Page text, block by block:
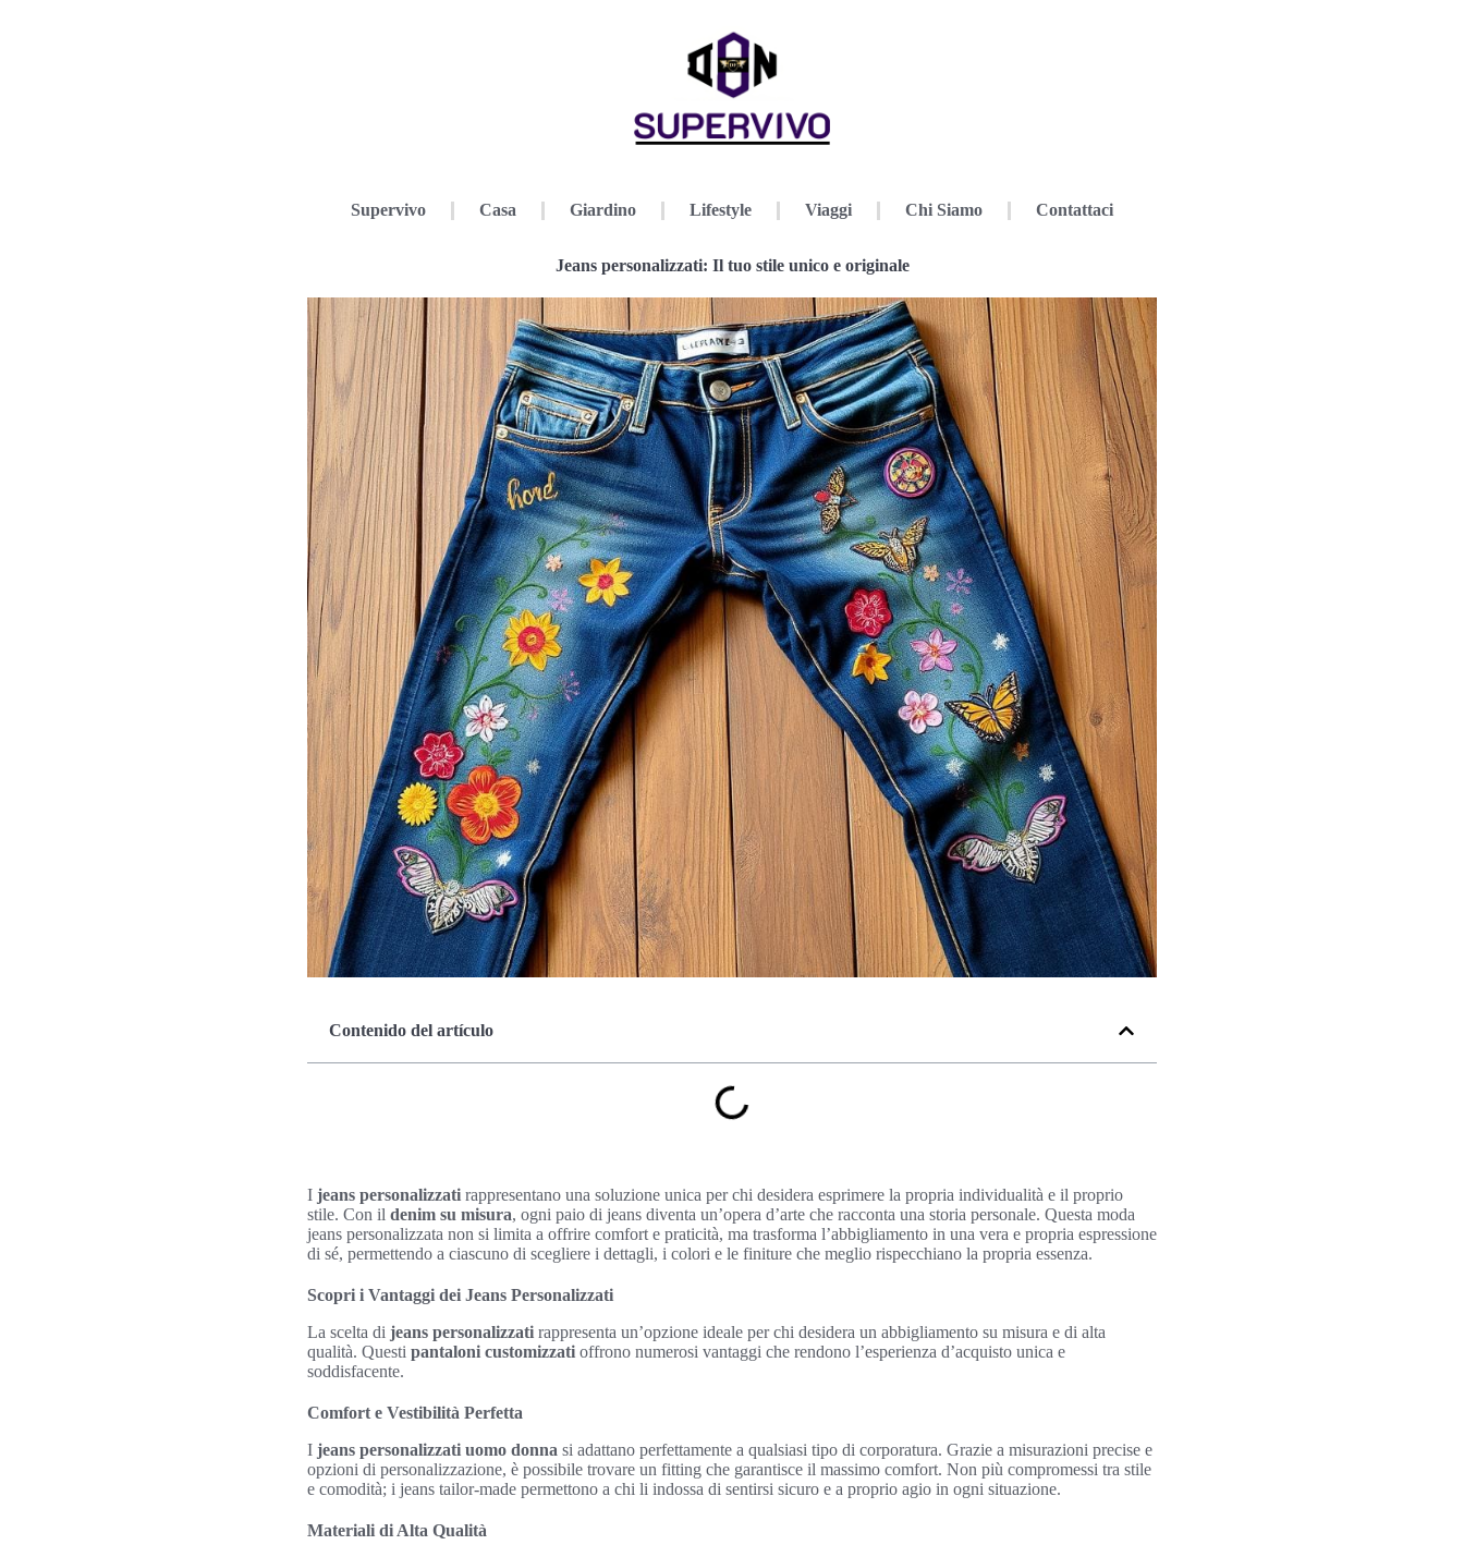
Supervivo Casa Giardino Lifestyle Viaggi Chi Siamo Contattaci
Jeans personalizzati: Il tuo stile unico e originale
Contenido del artículo
I jeans personalizzati rappresentano una soluzione unica per chi desidera esprimere la propria individualità e il proprio
stile. Con il denim su misura, ogni paio di jeans diventa un’opera d’arte che racconta una storia personale. Questa moda
jeans personalizzata non si limita a offrire comfort e praticità, ma trasforma l’abbigliamento in una vera e propria espressione
di sé, permettendo a ciascuno di scegliere i dettagli, i colori e le finiture che meglio rispecchiano la propria essenza.
Scopri i Vantaggi dei Jeans Personalizzati
La scelta di jeans personalizzati rappresenta un’opzione ideale per chi desidera un abbigliamento su misura e di alta
qualità. Questi pantaloni customizzati offrono numerosi vantaggi che rendono l’esperienza d’acquisto unica e
soddisfacente.
Comfort e Vestibilità Perfetta
I jeans personalizzati uomo donna si adattano perfettamente a qualsiasi tipo di corporatura. Grazie a misurazioni precise e
opzioni di personalizzazione, è possibile trovare un fitting che garantisce il massimo comfort. Non più compromessi tra stile
e comodità; i jeans tailor-made permettono a chi li indossa di sentirsi sicuro e a proprio agio in ogni situazione.
Materiali di Alta Qualità